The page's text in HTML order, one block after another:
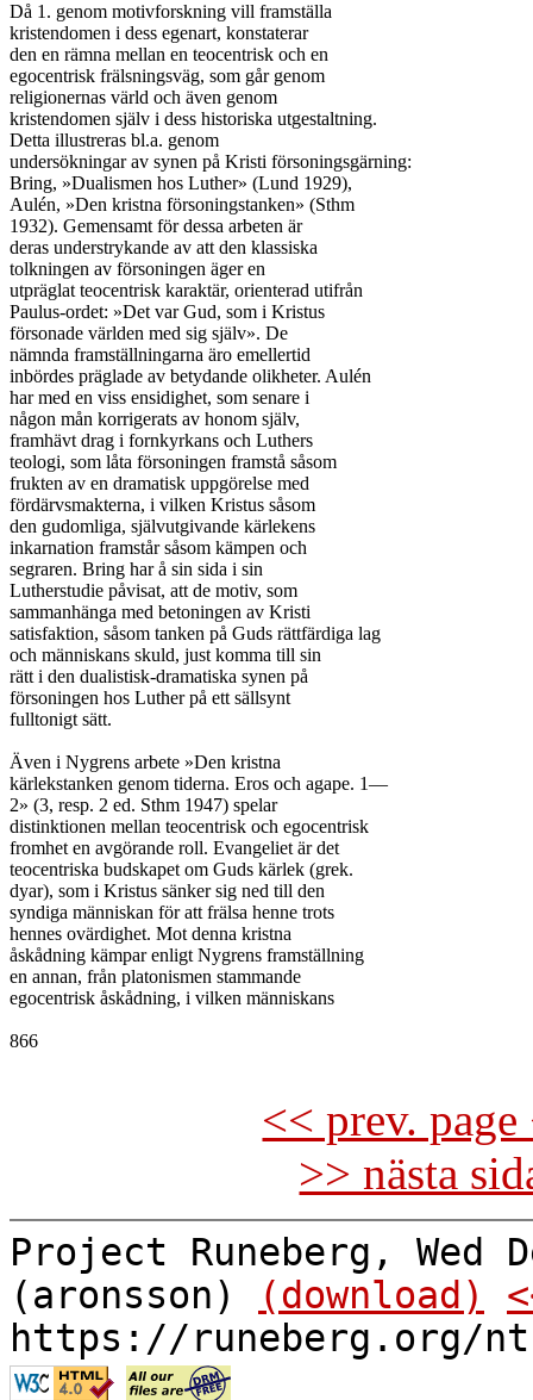
Då 1. genom motivforskning vill framställa
kristendomen i dess egenart, konstaterar
den en rämna mellan en teocentrisk och en
egocentrisk frälsningsväg, som går genom
religionernas värld och även genom
kristendomen själv i dess historiska utgestaltning.
Detta illustreras bl.a. genom
undersökningar av synen på Kristi försoningsgärning:
Bring, »Dualismen hos Luther» (Lund 1929),
Aulén, »Den kristna försoningstanken» (Sthm
1932). Gemensamt för dessa arbeten är
deras understrykande av att den klassiska
tolkningen av försoningen äger en
utpräglat teocentrisk karaktär, orienterad utifrån
Paulus-ordet: »Det var Gud, som i Kristus
försonade världen med sig själv». De
nämnda framställningarna äro emellertid
inbördes präglade av betydande olikheter. Aulén
har med en viss ensidighet, som senare i
någon mån korrigerats av honom själv,
framhävt drag i fornkyrkans och Luthers
teologi, som låta försoningen framstå såsom
frukten av en dramatisk uppgörelse med
fördärvsmakterna, i vilken Kristus såsom
den gudomliga, självutgivande kärlekens
inkarnation framstår såsom kämpen och
segraren. Bring har å sin sida i sin
Lutherstudie påvisat, att de motiv, som
sammanhänga med betoningen av Kristi
satisfaktion, såsom tanken på Guds rättfärdiga lag
och människans skuld, just komma till sin
rätt i den dualistisk-dramatiska synen på
försoningen hos Luther på ett sällsynt
fulltonigt sätt.
Även i Nygrens arbete »Den kristna
kärlekstanken genom tiderna. Eros och agape. 1—
2» (3, resp. 2 ed. Sthm 1947) spelar
distinktionen mellan teocentrisk och egocentrisk
fromhet en avgörande roll. Evangeliet är det
teocentriska budskapet om Guds kärlek (grek.
dyar), som i Kristus sänker sig ned till den
syndiga människan för att frälsa henne trots
hennes ovärdighet. Mot denna kristna
åskådning kämpar enligt Nygrens framställning
en annan, från platonismen stammande
egocentrisk åskådning, i vilken människans
866
<< prev.
>> nästa
Project Runeberg, Wed
(aronsson)
(download)
https://runeberg.org/